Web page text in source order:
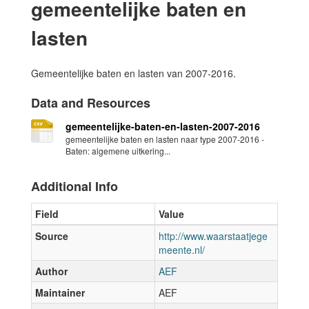
gemeentelijke baten en
lasten
Gemeentelijke baten en lasten van 2007-2016.
Data and Resources
gemeentelijke-baten-en-lasten-2007-2016
gemeentelijke baten en lasten naar type 2007-2016 -
Baten: algemene uitkering...
Additional Info
Field
Value
Source
http://www.waarstaatjege
meente.nl/
Author
AEF
Maintainer
AEF